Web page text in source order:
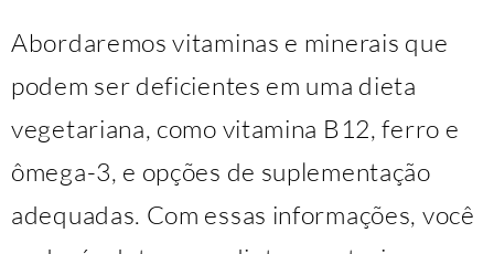
Abordaremos vitaminas e minerais que
podem ser deficientes em uma dieta
vegetariana, como vitamina B12, ferro e
ômega-3, e opções de suplementação
adequadas. Com essas informações, você